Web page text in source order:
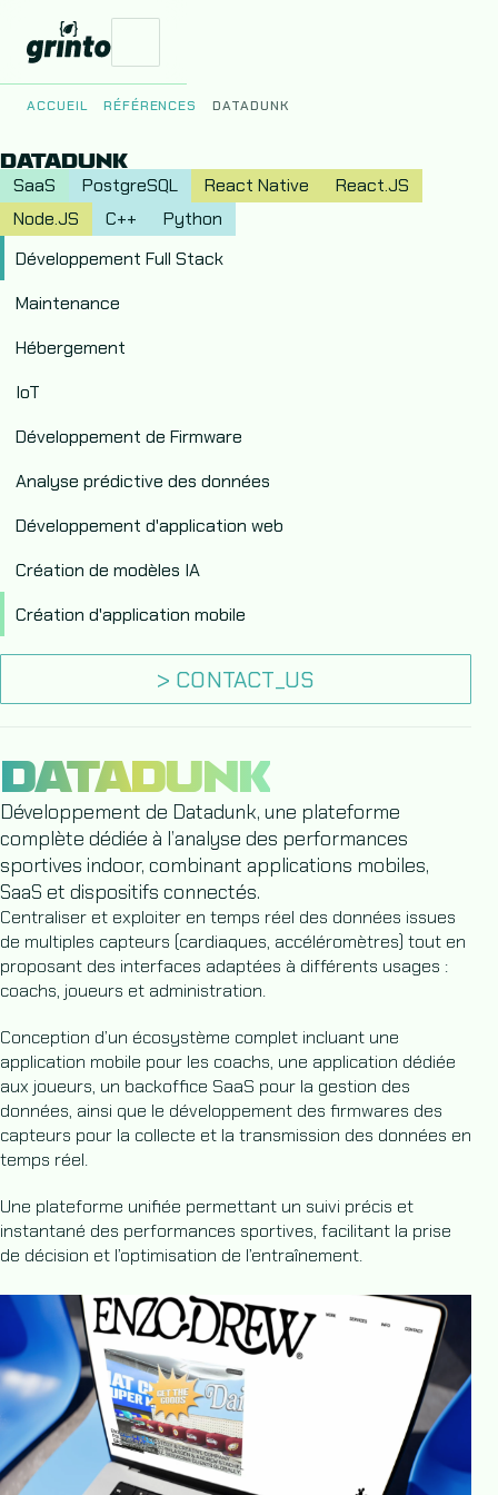
Vos Enjeux
Nos Produits
ACCUEIL RÉFÉRENCES DATADUNK
DATADUNK
SaaS PostgreSQL React Native
React.JS
Node.JS
C++
Python
Développement Full Stack
Maintenance
Hébergement
IoT
Développement de Firmware
Analyse prédictive des données
Développement d'application web
Création de modèles IA
Création d'application mobile
> CONTACT_US
DATADUNK
Développement de Datadunk, une plateforme
complète dédiée à l’analyse des performances
sportives indoor, combinant applications mobiles,
SaaS et dispositifs connectés.
Centraliser et exploiter en temps réel des données issues
de multiples capteurs (cardiaques, accéléromètres) tout en
proposant des interfaces adaptées à différents usages :
coachs, joueurs et administration.
Conception d’un écosystème complet incluant une
application mobile pour les coachs, une application dédiée
aux joueurs, un backoffice SaaS pour la gestion des
données, ainsi que le développement des firmwares des
capteurs pour la collecte et la transmission des données en
temps réel.
Une plateforme unifiée permettant un suivi précis et
instantané des performances sportives, facilitant la prise
de décision et l’optimisation de l’entraînement.